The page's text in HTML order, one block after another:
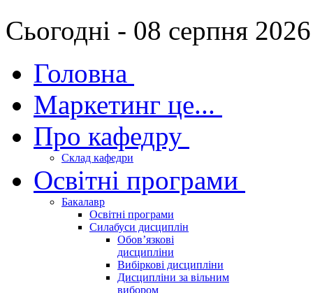
Сьогодні - 08 серпня
Головна
Маркетинг це...
Про кафедру
Склад кафедри
Освітні програми
Бакалавр
Освітні програми
Силабуси дисциплін
Обов’язкові
дисципліни
Вибіркові дисципліни
Дисципліни за вільним
вибором